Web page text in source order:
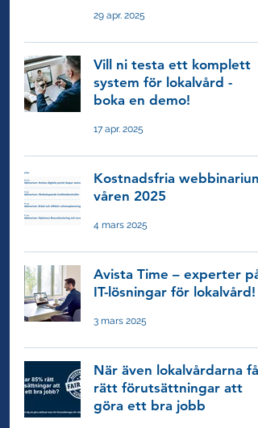
29 apr. 2025
Vill ni testa ett komplett
system för lokalvård -
boka en demo!
17 apr. 2025
Kostnadsfria webbinarium
våren 2025
4 mars 2025
Avista Time – experter på
IT-lösningar för lokalvård!
3 mars 2025
När även lokalvårdarna får
rätt förutsättningar att
göra ett bra jobb